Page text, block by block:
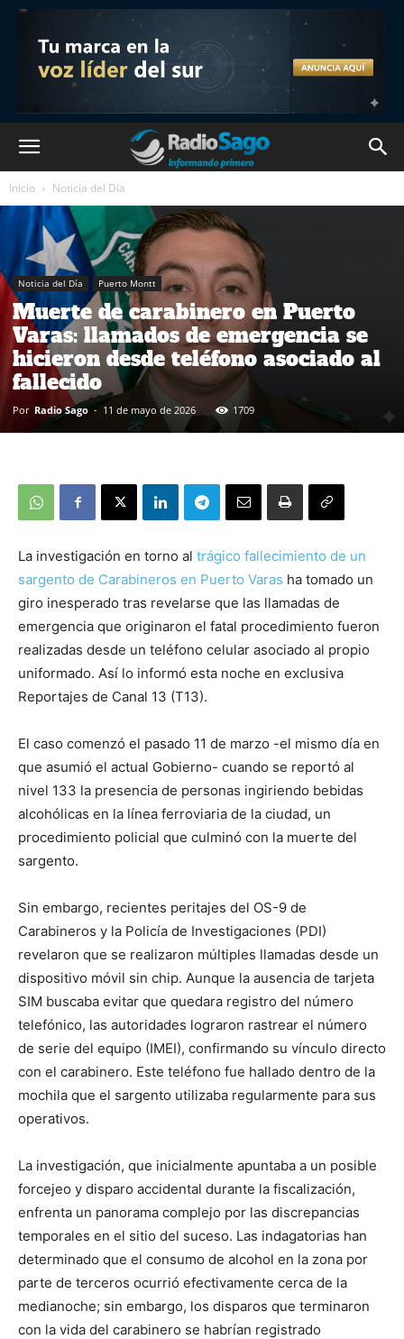
Inicio Noticia del Día
Noticia del Día Puerto Montt
Muerte de carabinero en Puerto
Varas: llamados de emergencia se
hicieron desde teléfono asociado al
fallecido
Por Radio Sago - 11 de mayo de 2026 1709
La investigación en torno al trágico fallecimiento de un
sargento de Carabineros en Puerto Varas ha tomado un
giro inesperado tras revelarse que las llamadas de
emergencia que originaron el fatal procedimiento fueron
realizadas desde un teléfono celular asociado al propio
uniformado. Así lo informó esta noche en exclusiva
Reportajes de Canal 13 (T13).
El caso comenzó el pasado 11 de marzo -el mismo día en
que asumió el actual Gobierno- cuando se reportó al
nivel 133 la presencia de personas ingiriendo bebidas
alcohólicas en la línea ferroviaria de la ciudad, un
procedimiento policial que culminó con la muerte del
sargento.
Sin embargo, recientes peritajes del OS-9 de
Carabineros y la Policía de Investigaciones (PDI)
revelaron que se realizaron múltiples llamadas desde un
dispositivo móvil sin chip. Aunque la ausencia de tarjeta
SIM buscaba evitar que quedara registro del número
telefónico, las autoridades lograron rastrear el número
de serie del equipo (IMEI), confirmando su vínculo directo
con el carabinero. Este teléfono fue hallado dentro de la
mochila que el sargento utilizaba regularmente para sus
operativos.
La investigación, que inicialmente apuntaba a un posible
forcejeo y disparo accidental durante la fiscalización,
enfrenta un panorama complejo por las discrepancias
temporales en el sitio del suceso. Las indagatorias han
determinado que el consumo de alcohol en la zona por
parte de terceros ocurrió efectivamente cerca de la
medianoche; sin embargo, los disparos que terminaron
con la vida del carabinero se habrían registrado